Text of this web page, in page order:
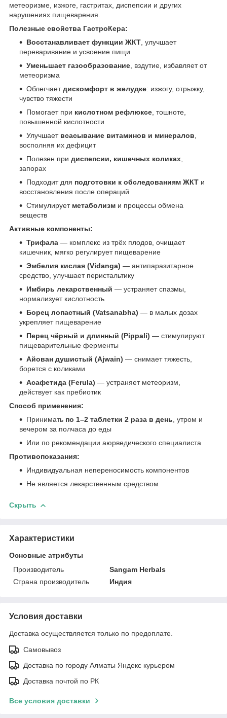
метеоризме, изжоге, гастритах, диспепсии и других
нарушениях пищеварения.
Полезные свойства ГастроКера:
Восстанавливает функции ЖКТ , улучшает
переваривание и усвоение пищи
Уменьшает газообразование , вздутие, избавляет от
метеоризма
Облегчаетдискомфорт в желудке: изжогу, отрыжку,
чувство тяжести
Помогает при кислотном рефлюксе , тошноте,
повышенной кислотности
Улучшает всасывание витаминов и минералов
восполняя их дефицит
Полезен при диспепсии, кишечных коликах
запорах
Подходит для подготовки к обследованиям ЖКТ и
восстановления после операций
Стимулирует метаболизм и процессы обмена
веществ
Активные компоненты:
Трифала — комплекс из трёх плодов, очищает
кишечник, мягко регулирует пищеварение
Эмбелия кислая (Vidanga) — антипаразитарное
средство, улучшает перистальтику
Имбирь лекарственный — устраняет спазмы,
нормализует кислотность
Борец лопастный (Vatsanabha) — в малых дозах
укрепляет пищеварение
Перец чёрный и длинный (Pippali) — стимулируют
пищеварительные ферменты
Айован душистый (Ajwain) — снимает тяжесть,
борется с коликами
Асафетида (Ferula) — устраняет метеоризм,
действует как пребиотик
Способ применения:
Принимать по 1–2 таблетки 2 раза в день , утром и
вечером за полчаса до еды
Или по рекомендации аюрведического специалиста
Противопоказания:
Индивидуальная непереносимость компонентов
Не является лекарственным средством
Скрыть
Характеристики
Основные атрибуты
Производитель
Sangam Herbals
Страна производитель
Индия
Условия доставки
Доставка осуществляется только по предоплате.
Самовывоз
Доставка по городу Алматы Яндекс курьером
Доставка почтой по РК
Все условия доставки